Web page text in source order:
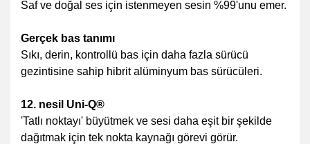
Saf ve doğal ses için istenmeyen sesin %99'unu emer.
Gerçek bas tanımı
Sıkı, derin, kontrollü bas için daha fazla sürücü
gezintisine sahip hibrit alüminyum bas sürücüleri.
12. nesil Uni-Q®
'Tatlı noktayı' büyütmek ve sesi daha eşit bir şekilde
dağıtmak için tek nokta kaynağı görevi görür.